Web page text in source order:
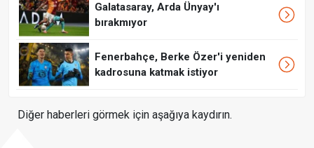
Galatasaray, Arda Ünyay'ı
bırakmıyor
Fenerbahçe, Berke Özer'i yeniden
kadrosuna katmak istiyor
Diğer haberleri görmek için aşağıya kaydırın.